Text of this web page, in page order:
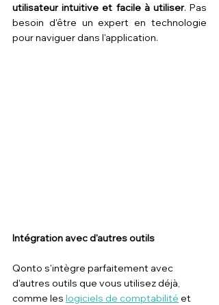
utilisateur intuitive et facile à utiliser. Pas
besoin d'être un expert en technologie
pour naviguer dans l'application.
Intégration avec d'autres outils
Qonto s'intègre parfaitement avec
d'autres outils que vous utilisez déjà,
comme les logiciels de comptabilité et